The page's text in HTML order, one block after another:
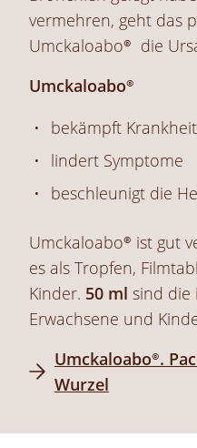
vermehren, geht das
Umckaloabo® die
Umckaloabo®
bekämpft
lindert Symptome
beschleunigt die
Umckaloabo® ist gut
es als Tropfen,
Kinder. 50 ml sind die
Erwachsene und
Umckaloabo®.
Wurzel